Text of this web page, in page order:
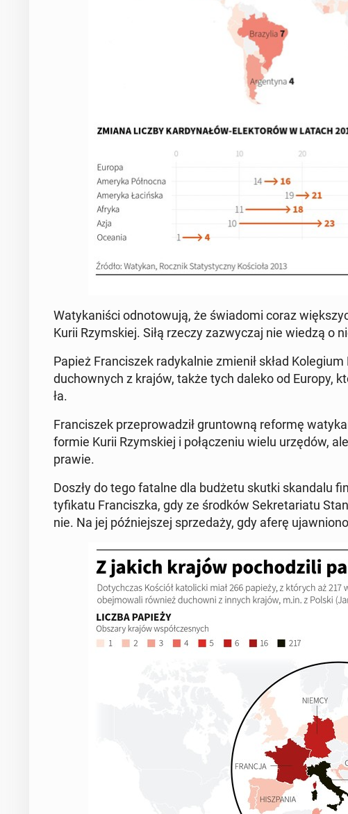
Wa­ty­ka­ni­ści od­no­to­wu­ją, że świa­do­mi coraz
Kurii Rzym­skiej. Siłą rzeczy za­zwy­czaj nie wiedzą o
Papież Fran­ci­szek ra­dy­kal­nie zmienił skład
du­chow­nych z krajów, także tych daleko od Europy,
ła.
Fran­ci­szek prze­pro­wa­dził grun­tow­ną reformę
for­mie Kurii Rzym­skiej i po­łą­cze­niu wielu urzędów,
pra­wie.
Doszły do tego fatalne dla budżetu skutki skan­da­lu
ty­fi­ka­tu Fran­cisz­ka, gdy ze środków Se­kre­ta­ria­tu
nie. Na jej póź­niej­szej sprze­da­ży, gdy aferę